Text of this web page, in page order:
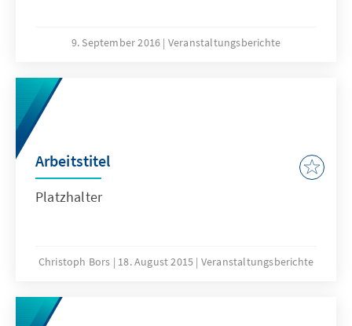
9. September 2016 Veranstaltungsberichte
Arbeitstitel
Platzhalter
Christoph Bors 18. August 2015 Veranstaltungsberichte